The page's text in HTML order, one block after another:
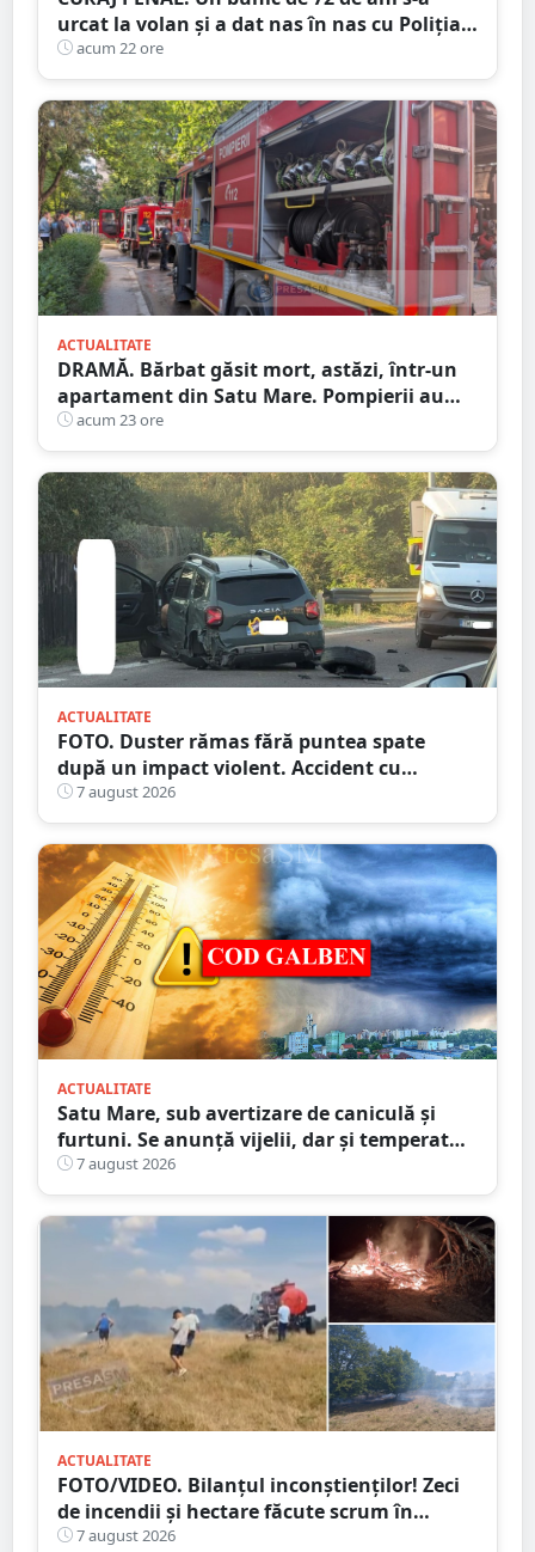
urcat la volan și a dat nas în nas cu Poliția
Satu Mare
acum 22 ore
ACTUALITATE
DRAMĂ. Bărbat găsit mort, astăzi, într-un
apartament din Satu Mare. Pompierii au
spart ușa
acum 23 ore
ACTUALITATE
FOTO. Duster rămas fără puntea spate
după un impact violent. Accident cu
implicarea unei mașini din Satu Mare
7 august 2026
ACTUALITATE
Satu Mare, sub avertizare de caniculă și
furtuni. Se anunță vijelii, dar și temperaturi
ridicate. Avertizarea ANM
7 august 2026
ACTUALITATE
FOTO/VIDEO. Bilanțul inconștienților! Zeci
de incendii și hectare făcute scrum în
județul Satu Mare
7 august 2026